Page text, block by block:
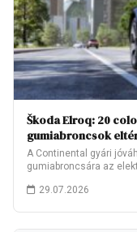
Škoda Elroq: 20
gumiabroncsok
A Continental gyári
gumiabroncsára az
29.07.2026